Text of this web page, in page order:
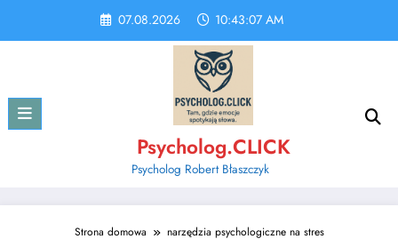
content
07.08.2026 10:43:07 AM
Psycholog.CLICK
Psycholog Robert Błaszczyk
Strona domowa narzędzia psychologiczne na stres